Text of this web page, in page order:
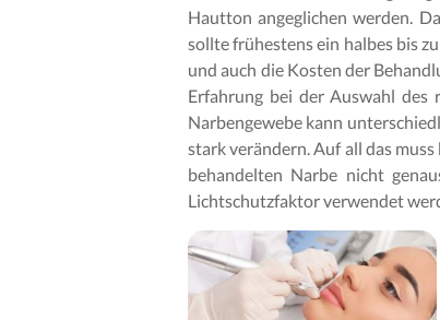
Hautton angeglichen werden.
sollte frühestens ein halbes bis
und auch die Kosten der
Erfahrung bei der Auswahl des
Narbengewebe kann
stark verändern. Auf all das
behandelten Narbe nicht
Lichtschutzfaktor verwendet